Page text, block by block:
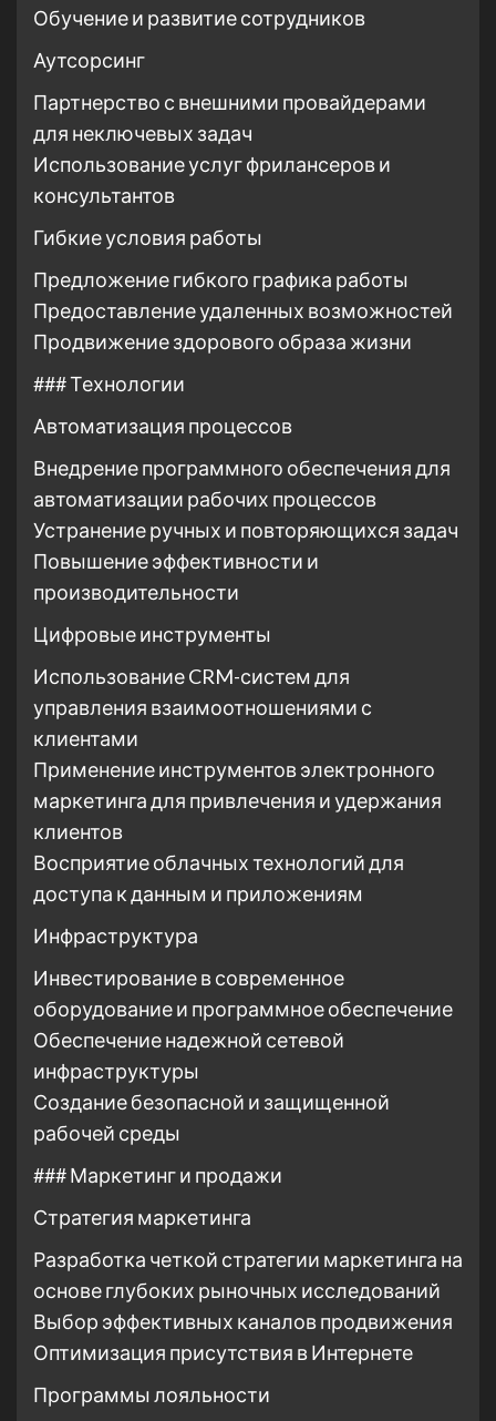
Обучение и развитие сотрудников
Аутсорсинг
Партнерство с внешними провайдерами
для неключевых задач
Использование услуг фрилансеров и
консультантов
Гибкие условия работы
Предложение гибкого графика работы
Предоставление удаленных возможностей
Продвижение здорового образа жизни
### Технологии
Автоматизация процессов
Внедрение программного обеспечения для
автоматизации рабочих процессов
Устранение ручных и повторяющихся задач
Повышение эффективности и
производительности
Цифровые инструменты
Использование CRM-систем для
управления взаимоотношениями с
клиентами
Применение инструментов электронного
маркетинга для привлечения и удержания
клиентов
Восприятие облачных технологий для
доступа к данным и приложениям
Инфраструктура
Инвестирование в современное
оборудование и программное обеспечение
Обеспечение надежной сетевой
инфраструктуры
Создание безопасной и защищенной
рабочей среды
### Маркетинг и продажи
Стратегия маркетинга
Разработка четкой стратегии маркетинга на
основе глубоких рыночных исследований
Выбор эффективных каналов продвижения
Оптимизация присутствия в Интернете
Программы лояльности